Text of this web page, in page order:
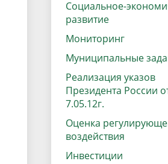
Городская среда
Поддержка малого и среднего
предпринимательства
Социальное-
развитие
Мониторинг
Муниципальные
Реализация указов
Президента России
7.05.12г.
Оценка
воздействия
Инвестиции